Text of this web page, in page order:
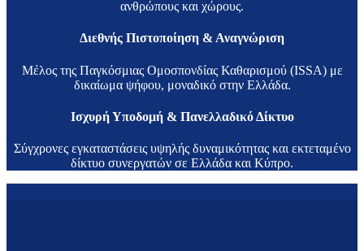
ανθρώπους και χώρους.
Διεθνής Πιστοποίηση & Αναγνώριση
Μέλος της Παγκόσμιας Ομοσπονδίας Καθαρισμού (ISSA) με
δικαίωμα ψήφου, μοναδικό στην Ελλάδα.
Ισχυρή Υποδομή & Πανελλαδικό Δίκτυο
Σύγχρονες εγκαταστάσεις υψηλής δυναμικότητας και εκτεταμένο
δίκτυο συνεργατών σε Ελλάδα και Κύπρο.